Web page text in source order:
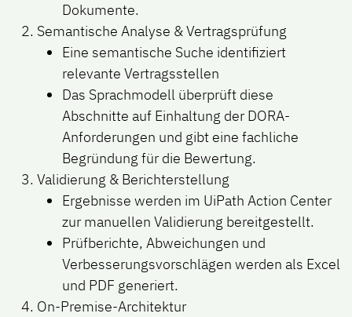
Dokumente.
Semantische Analyse & Vertragsprüfung
Eine semantische Suche identifiziert
relevante Vertragsstellen
Das Sprachmodell überprüft diese
Abschnitte auf Einhaltung der DORA-
Anforderungen und gibt eine fachliche
Begründung für die Bewertung.
Validierung & Berichterstellung
Ergebnisse werden im UiPath Action Center
zur manuellen Validierung bereitgestellt.
Prüfberichte, Abweichungen und
Verbesserungsvorschlägen werden als Excel
und PDF generiert.
On-Premise-Architektur